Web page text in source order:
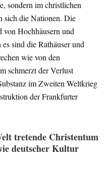
sondern im christlichen
sich die Nationen. Die
von Hochhäusern und
sind die Rathäuser und
wie von den
schmerzt der Verlust
im Zweiten Weltkrieg
der Frankfurter
tretende Christentum
deutscher Kultur